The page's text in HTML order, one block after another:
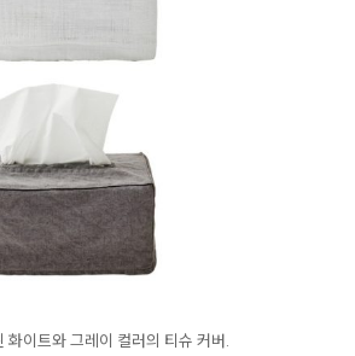
이트와 그레이 컬러의 티슈 커버.